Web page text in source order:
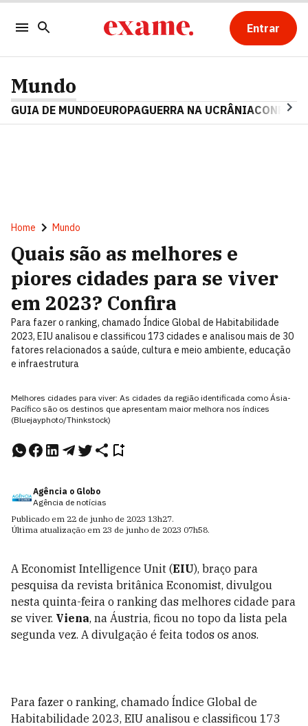
Entrar
Mundo
GUIA DE MUNDOEUROPAGUERRA NA UCRÂNIA
Home Mundo
Quais são as melhores e
piores cidades para se viver
em 2023? Confira
Para fazer o ranking, chamado Índice Global de Habitabilidade
2023, EIU analisou e classificou 173 cidades e analisou mais de 30
fatores relacionados a saúde, cultura e meio ambiente, educação
e infraestrutura
Melhores cidades para viver: As cidades da região identificada como Ásia-
Pacífico são os destinos que apresentam maior melhora nos índices
(Bluejayphoto/Thinkstock)
Agência o Globo
Agência de notícias
Publicado em 22 de junho de 2023 13h27.
Última atualização em 23 de junho de 2023 07h58.
A Economist Intelligence Unit (EIU), braço para
pesquisa da revista britânica Economist, divulgou
nesta quinta-feira o ranking das melhores cidade para
se viver. Viena, na Áustria, ficou no topo da lista pela
segunda vez. A divulgação é feita todos os anos.
Para fazer o ranking, chamado Índice Global de
Habitabilidade 2023, EIU analisou e classificou 173